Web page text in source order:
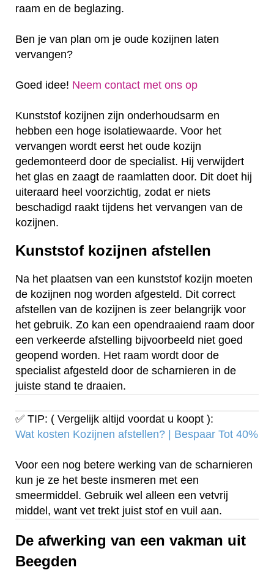
raam en de beglazing.
Ben je van plan om je oude kozijnen laten
vervangen?
Goed idee! Neem contact met ons op
Kunststof kozijnen zijn onderhoudsarm en
hebben een hoge isolatiewaarde. Voor het
vervangen wordt eerst het oude kozijn
gedemonteerd door de specialist. Hij verwijdert
het glas en zaagt de raamlatten door. Dit doet hij
uiteraard heel voorzichtig, zodat er niets
beschadigd raakt tijdens het vervangen van de
kozijnen.
Kunststof kozijnen afstellen
Na het plaatsen van een kunststof kozijn moeten
de kozijnen nog worden afgesteld. Dit correct
afstellen van de kozijnen is zeer belangrijk voor
het gebruik. Zo kan een opendraaiend raam door
een verkeerde afstelling bijvoorbeeld niet goed
geopend worden. Het raam wordt door de
specialist afgesteld door de scharnieren in de
juiste stand te draaien.
✅ TIP: ( Vergelijk altijd voordat u koopt ):
Wat kosten Kozijnen afstellen? | Bespaar Tot 40%‎
Voor een nog betere werking van de scharnieren
kun je ze het beste insmeren met een
smeermiddel. Gebruik wel alleen een vetvrij
middel, want vet trekt juist stof en vuil aan.
De afwerking van een vakman uit
Beegden